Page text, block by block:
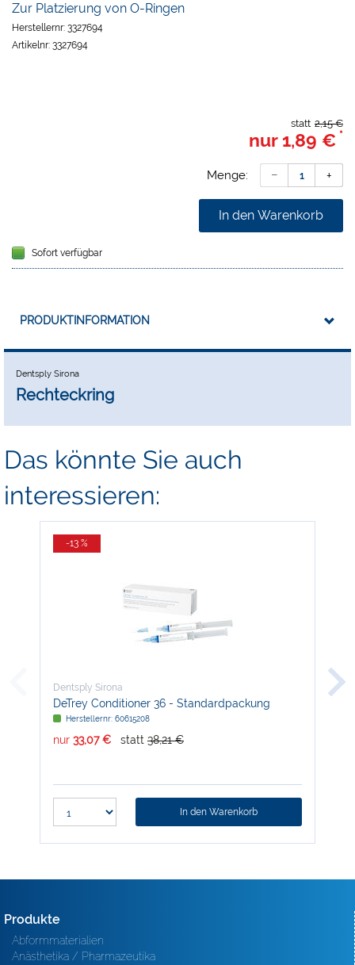
Zur Platzierung von O-Ringen
Herstellernr: 3327694
Artikelnr: 3327694
2,15 €
statt
nur 1,89 € *
Menge:
In den Warenkorb
Sofort verfügbar
PRODUKTINFORMATION
Dentsply Sirona
Rechteckring
Das könnte Sie auch
interessieren:
-13 %
Dentsply Sirona
DeTrey Conditioner 36 - Standardpackung
Herstellernr: 60615208
nur 33,07 € statt 38,21 €
In den Warenkorb
Produkte
Abformmaterialien
Anästhetika / Pharmazeutika